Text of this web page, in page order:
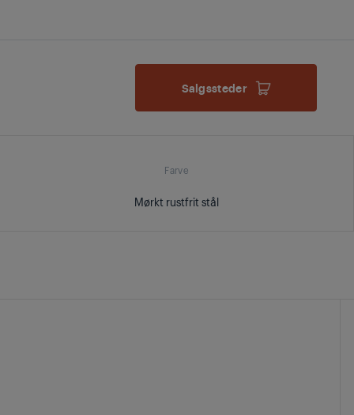
Salgssteder
Farve
Mørkt rustfrit stål